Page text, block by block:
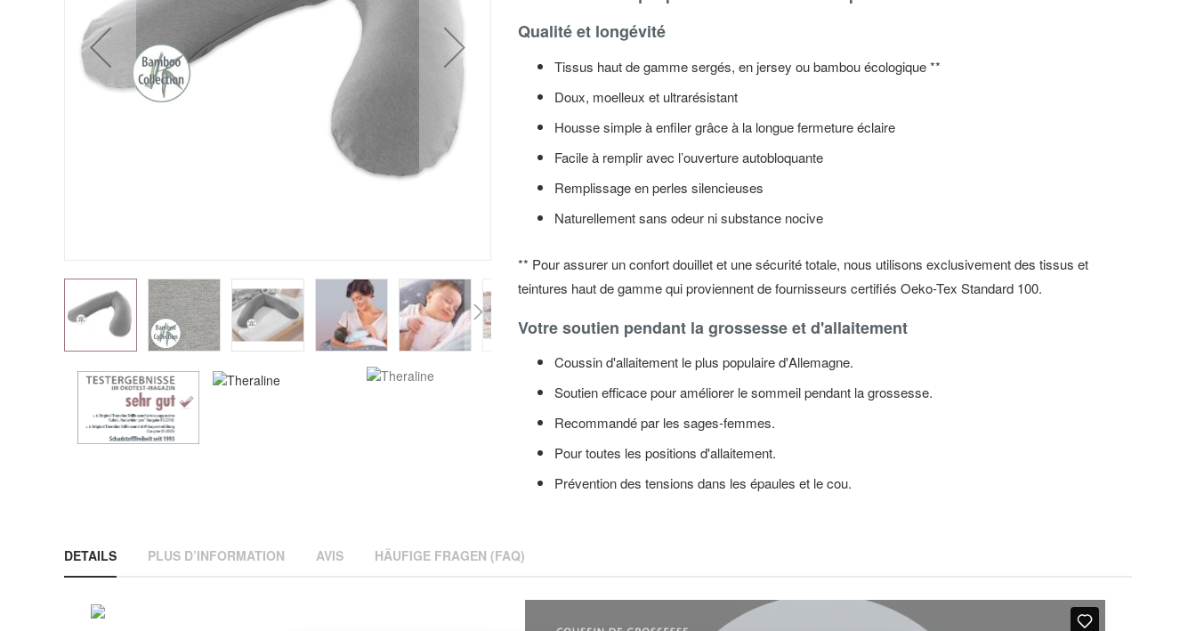
Qualité et longévité
Tissus haut de gamme sergés, en jersey ou bambou écologique **
Doux, moelleux et ultrarésistant
Housse simple à enfiler grâce à la longue fermeture éclaire
Facile à remplir avec l’ouverture autobloquante
Remplissage en perles silencieuses
Naturellement sans odeur ni substance nocive
** Pour assurer un confort douillet et une sécurité totale, nous utilisons exclusivement des tissus et
teintures haut de gamme qui proviennent de fournisseurs certifiés Oeko-Tex Standard 100.
Votre soutien pendant la grossesse et d'allaitement
Coussin d'allaitement le plus populaire d'Allemagne.
Soutien efficace pour améliorer le sommeil pendant la grossesse.
Recommandé par les sages-femmes.
Pour toutes les positions d'allaitement.
Prévention des tensions dans les épaules et le cou.
DETAILS PLUS D’INFORMATION AVIS HÄUFIGE FRAGEN (FAQ)